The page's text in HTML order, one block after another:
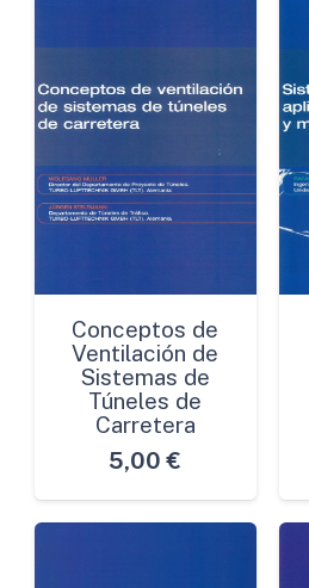
Conceptos de
Ventilación de
Sistemas de
Túneles de
Carretera
5,00 €